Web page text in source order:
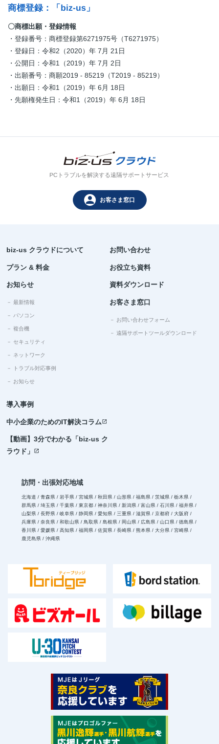
商標登録：「biz-us」
〇商標出願・登録情報
・登録番号：商標登録第6271975号（T6271975）
・登録日：令和2（2020）年 7月 21日
・公開日：令和1（2019）年 7月 2日
・出願番号：商願2019 - 85219（T2019 - 85219）
・出願日：令和1（2019）年 6月 18日
・先願権発生日：令和1（2019）年 6月 18日
PCトラブルを解決する遠隔サポートサービス
person お客さま窓口
biz-us クラウドについて
プラン & 料金
お知らせ
－ 最新情報
－ パソコン
－ 複合機
－ セキュリティ
－ ネットワーク
－ トラブル対応事例
－ お知らせ
導入事例
お問い合わせ
お役立ち資料
資料ダウンロード
お客さま窓口
－ お問い合わせフォーム
－ 遠隔サポートツールダウンロード
中小企業のためのIT解決コラムopen_in_new
【動画】3分でわかる「biz-us ク
ラウド」
open_in_new
訪問・出張対応地域
北海道 / 青森県 / 岩手県 / 宮城県 / 秋田県 / 山形県 / 福島県 / 茨城県 / 栃木県 /
群馬県 / 埼玉県 / 千葉県 / 東京都 / 神奈川県 / 新潟県 / 富山県 / 石川県 / 福井県 /
山梨県 / 長野県 / 岐阜県 / 静岡県 / 愛知県 / 三重県 / 滋賀県 / 京都府 / 大阪府 /
兵庫県 / 奈良県 / 和歌山県 / 鳥取県 / 島根県 / 岡山県 / 広島県 / 山口県 / 徳島県 /
香川県 / 愛媛県 / 高知県 / 福岡県 / 佐賀県 / 長崎県 / 熊本県 / 大分県 / 宮崎県 /
鹿児島県 / 沖縄県